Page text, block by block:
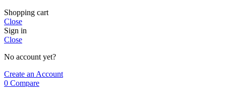
Shopping cart
Close
Sign in
Close
No account yet?
Create an Account
0 Compare